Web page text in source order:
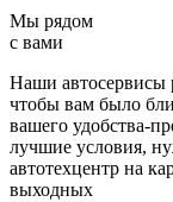
Мы рядом
с вами
Наши автосервисы
чтобы вам было
вашего удобства-
лучшие условия,
автотехцентр на
выходных